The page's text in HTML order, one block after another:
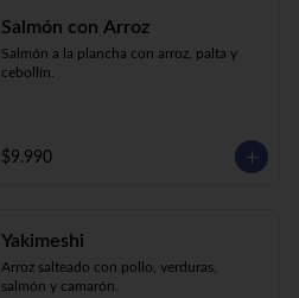
Salmón con Arroz
Salmón a la plancha con arroz, palta y
cebollín.
$9.990
Yakimeshi
Arroz salteado con pollo, verduras,
salmón y camarón.